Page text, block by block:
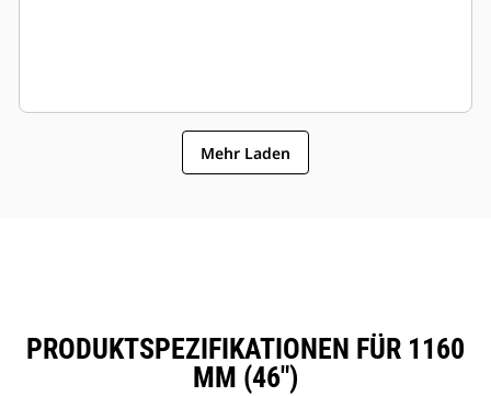
Mehr Laden
PRODUKTSPEZIFIKATIONEN FÜR 1160
MM (46")